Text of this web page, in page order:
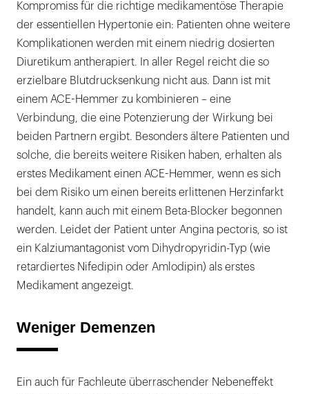
Kompromiss für die richtige medikamentöse Therapie
der essentiellen Hypertonie ein: Patienten ohne weitere
Komplikationen werden mit einem niedrig dosierten
Diuretikum antherapiert. In aller Regel reicht die so
erzielbare Blutdrucksenkung nicht aus. Dann ist mit
einem ACE-Hemmer zu kombinieren – eine
Verbindung, die eine Potenzierung der Wirkung bei
beiden Partnern ergibt. Besonders ältere Patienten und
solche, die bereits weitere Risiken haben, erhalten als
erstes Medikament einen ACE-Hemmer, wenn es sich
bei dem Risiko um einen bereits erlittenen Herzinfarkt
handelt, kann auch mit einem Beta-Blocker begonnen
werden. Leidet der Patient unter Angina pectoris, so ist
ein Kalziumantagonist vom Dihydropyridin-Typ (wie
retardiertes Nifedipin oder Amlodipin) als erstes
Medikament angezeigt.
Weniger Demenzen
Ein auch für Fachleute überraschender Nebeneffekt